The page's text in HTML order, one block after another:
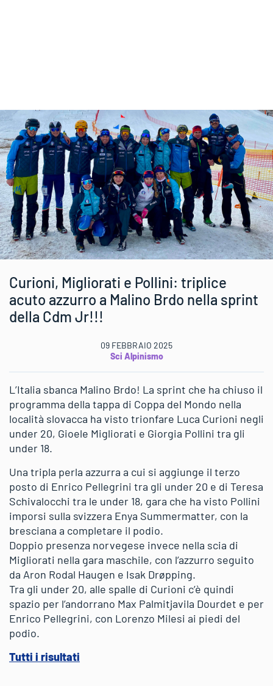
Curioni, Migliorati e Pollini: triplice
acuto azzurro a Malino Brdo nella sprint
della Cdm Jr!!!
09 FEBBRAIO 2025
Sci Alpinismo
L’Italia sbanca Malino Brdo! La sprint che ha chiuso il
programma della tappa di Coppa del Mondo nella
località slovacca ha visto trionfare Luca Curioni negli
under 20, Gioele Migliorati e Giorgia Pollini tra gli
under 18.
Una tripla perla azzurra a cui si aggiunge il terzo
posto di Enrico Pellegrini tra gli under 20 e di Teresa
Schivalocchi tra le under 18, gara che ha visto Pollini
imporsi sulla svizzera Enya Summermatter, con la
bresciana a completare il podio.
Doppio presenza norvegese invece nella scia di
Migliorati nella gara maschile, con l’azzurro seguito
da Aron Rodal Haugen e Isak Drøpping.
Tra gli under 20, alle spalle di Curioni c’è quindi
spazio per l’andorrano Max Palmitjavila Dourdet e per
Enrico Pellegrini, con Lorenzo Milesi ai piedi del
podio.
Tutti i risultati